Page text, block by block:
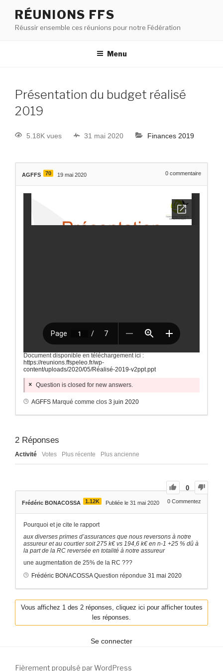
RÉUNIONS FFS
Réussir ensemble ces réunions pour notre Fédération
Menu
Présentation du budget réalisé
2019
5.18K vues 31 mai 2020 Finances 2019
AGFFS 70 19 mai 2020 0 commentaire
Document disponible en téléchargement ici :
https://reunions.ffspeleo.fr/wp-
content/uploads/2020/05/Réalisé-2019-v2ppt.ppt
Question is closed for new answers.
AGFFS Marqué comme clos 3 juin 2020
2 Réponses
Activité Votes Plus récente Plus ancienne
0
Frédéric BONACOSSA 1.12K Publiée le 31 mai 2020 0 Commentez
Pourquoi et je cite le rapport
aux diverses primes d’assurances que nous reversons à notre
assureur et au courtier soit 275 k€ vs 194,6 k€ en n-1 +25 % dû à
la part de la RC reversée en totalité à notre assureur
une augmentation de 25% de la RC ???
Frédéric BONACOSSAQuestion répondue 31 mai 2020
Vous affichez 1 des 2 réponses, cliquez ici pour afficher toutes
les réponses.
Se connecter
Fièrement propulsé par WordPress